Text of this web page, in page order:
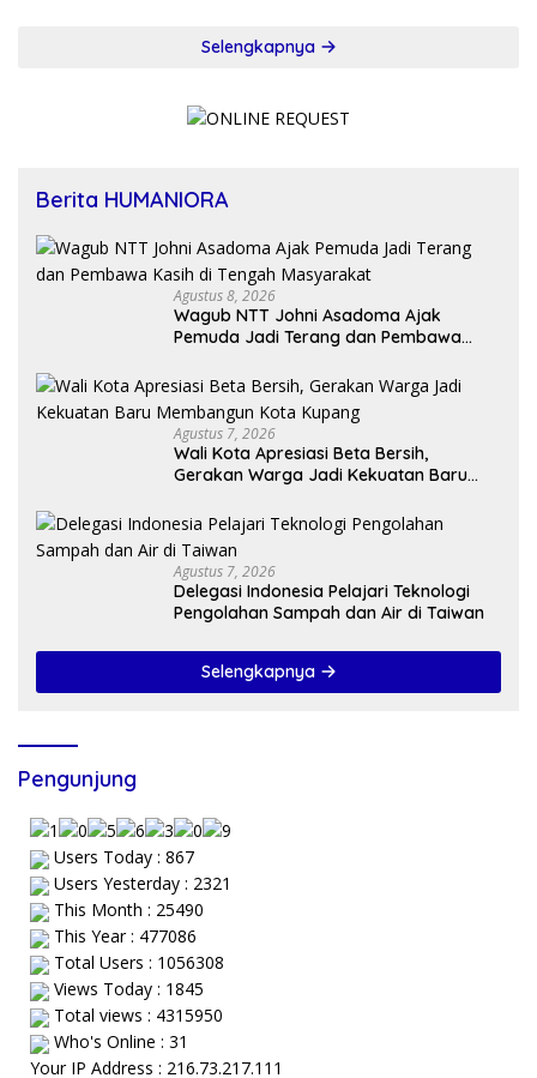
Selengkapnya
Berita HUMANIORA
Agustus 8, 2026
Wagub NTT Johni Asadoma Ajak
Pemuda Jadi Terang dan Pembawa
Agustus 7, 2026
Wali Kota Apresiasi Beta Bersih,
Gerakan Warga Jadi Kekuatan Baru
Agustus 7, 2026
Delegasi Indonesia Pelajari Teknologi
Pengolahan Sampah dan Air di Taiwan
Selengkapnya
Pengunjung
Users Today : 867
Users Yesterday : 2321
This Month : 25490
This Year : 477086
Total Users : 1056308
Views Today : 1845
Total views : 4315950
Who's Online : 31
Your IP Address : 216.73.217.111